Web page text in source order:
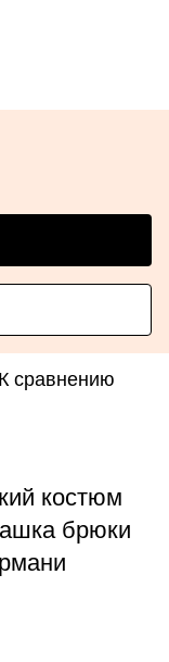
К сравнению
костюм
брюки